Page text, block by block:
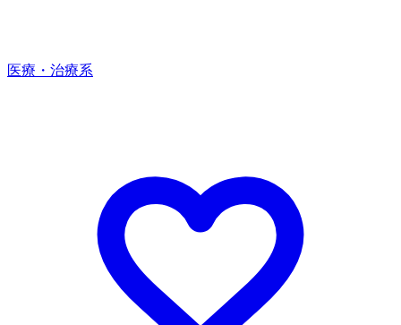
医療・治療系